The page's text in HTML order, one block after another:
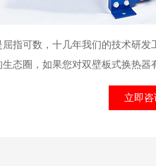
指可数，十几年我们的技术研
态圈，如果您对双壁板式换热
立即咨